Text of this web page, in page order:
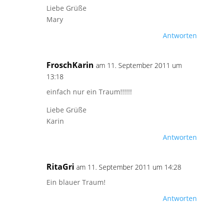
Liebe Grüße
Mary
Antworten
FroschKarin am 11. September 2011 um
13:18
einfach nur ein Traum!!!!!!
Liebe Grüße
Karin
Antworten
RitaGri am 11. September 2011 um 14:28
Ein blauer Traum!
Antworten